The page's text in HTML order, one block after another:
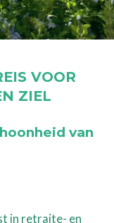
VOOR
ZIEL
van
in retraite- en